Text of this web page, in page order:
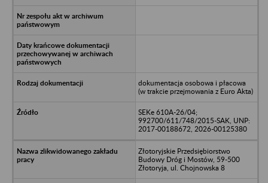
dokumentacja osobowa i płacowa
(w trakcie przejmowania z Euro Akta)
SEKe 610A-26/04;
992700/611/748/2015-SAK, UNP:
2017-00188672, 2026-00125380
Złotoryjskie Przedsiębiorstwo
Budowy Dróg i Mostów, 59-500
Złotoryja, ul. Chojnowska 8